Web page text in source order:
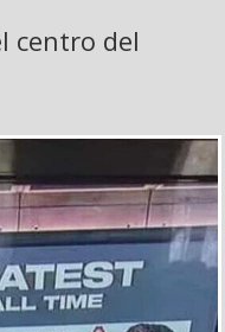
centro del